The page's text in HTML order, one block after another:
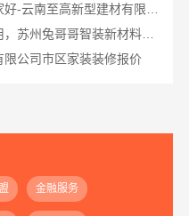
装饰毛坯房零增项费用，苏州兔哥哥智装新材料有限公司
公司市区家装装修报价
金融服务